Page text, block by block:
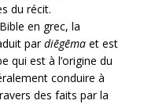
du récit.
en grec, la
pardiēgēma et est
qui est à l’origine du
conduire à
des faits par la